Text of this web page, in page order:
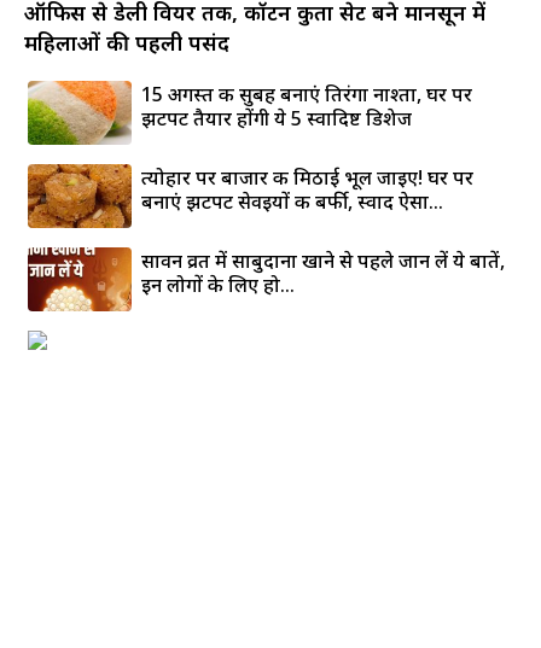
ऑफिस से डेली वियर तक, कॉटन कुर्ता सेट बने मानसून में
महिलाओं की पहली पसंद
15 अगस्त की सुबह बनाएं तिरंगा नाश्ता, घर पर
झटपट तैयार होंगी ये 5 स्वादिष्ट डिशेज
त्योहार पर बाजार की मिठाई भूल जाइए! घर पर
बनाएं झटपट सेवइयों की बर्फी, स्वाद ऐसा...
सावन व्रत में साबुदाना खाने से पहले जान लें ये बातें,
इन लोगों के लिए हो...